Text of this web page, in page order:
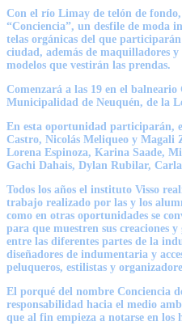
Con el río Limay de telón de
“Conciencia”, un desfile de moda
telas orgánicas del que
ciudad, además de maquilladores y
modelos que vestirán las prendas.
Comenzará a las 19 en el
Municipalidad de Neuquén, de la
En esta oportunidad participarán,
Castro, Nicolás Meliqueo y
Lorena Espinoza, Karina Saade,
Gachi Dahais, Dylan Rubilar,
Todos los años el instituto Visso
trabajo realizado por las y los
como en otras oportunidades se
para que muestren sus creaciones
entre las diferentes partes de la
diseñadores de indumentaria y
peluqueros, estilistas y
El porqué del nombre Conciencia
responsabilidad hacia el medio
que al fin empieza a notarse en los